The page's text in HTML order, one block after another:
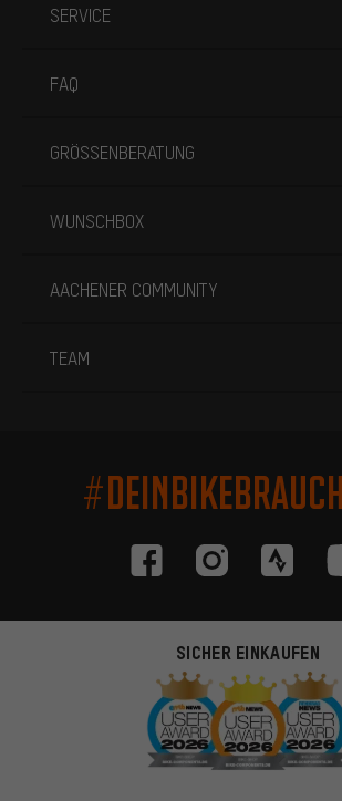
SERVICE
FAQ
GRÖSSENBERATUNG
WUNSCHBOX
AACHENER COMMUNITY
TEAM
SICHER EINKAUFEN